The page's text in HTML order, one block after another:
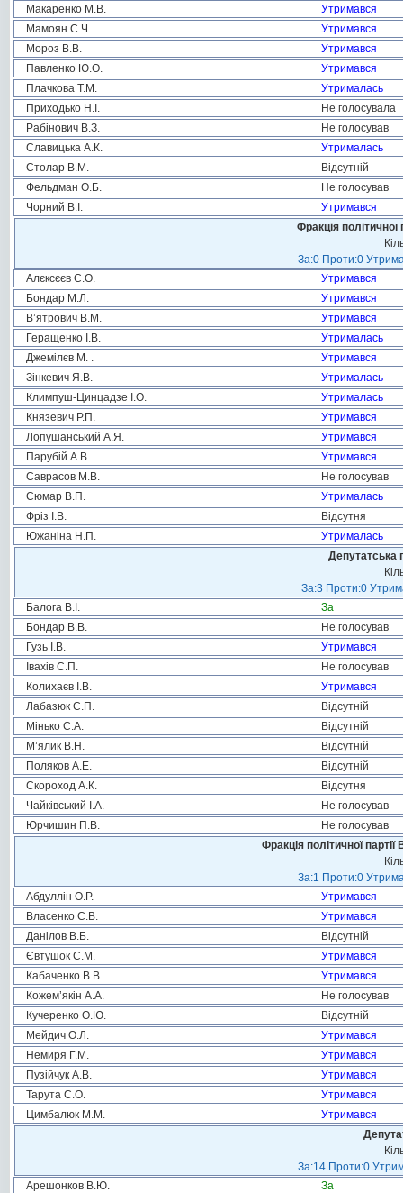
Макаренко М.В.
Утримався
Мамоян С.Ч.
Утримався
Мороз В.В.
Утримався
Павленко Ю.О.
Утримався
Плачкова Т.М.
Утрималась
Приходько Н.І.
Не голосувала
Рабінович В.З.
Не голосував
Славицька А.К.
Утрималась
Столар В.М.
Відсутній
Фельдман О.Б.
Не голосував
Чорний В.І.
Утримався
Фракція
За:0 Проти:0
Алєксєєв С.О.
Утримався
Бондар М.Л.
Утримався
В’ятрович В.М.
Утримався
Геращенко І.В.
Утрималась
Джемілєв М. .
Утримався
Зінкевич Я.В.
Утрималась
Климпуш-Цинцадзе І.О.
Утрималась
Князевич Р.П.
Утримався
Лопушанський А.Я.
Утримався
Парубій А.В.
Утримався
Саврасов М.В.
Не голосував
Сюмар В.П.
Утрималась
Фріз І.В.
Відсутня
Южаніна Н.П.
Утрималась
Депутатська
За:3 Проти:0
Балога В.І.
За
Бондар В.В.
Не голосував
Гузь І.В.
Утримався
Івахів С.П.
Не голосував
Колихаєв І.В.
Утримався
Лабазюк С.П.
Відсутній
Мінько С.А.
Відсутній
М’ялик В.Н.
Відсутній
Поляков А.Е.
Відсутній
Скороход А.К.
Відсутня
Чайківський І.А.
Не голосував
Юрчишин П.В.
Не голосував
Фракція політичної
За:1 Проти:0
Абдуллін О.Р.
Утримався
Власенко С.В.
Утримався
Данілов В.Б.
Відсутній
Євтушок С.М.
Утримався
Кабаченко В.В.
Утримався
Кожем’якін А.А.
Не голосував
Кучеренко О.Ю.
Відсутній
Мейдич О.Л.
Утримався
Немиря Г.М.
Утримався
Пузійчук А.В.
Утримався
Тарута С.О.
Утримався
Цимбалюк М.М.
Утримався
За:14 Проти:0
Арешонков В.Ю.
За